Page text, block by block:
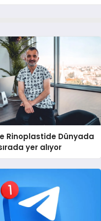
Rinoplastide Dünyada
yer alıyor